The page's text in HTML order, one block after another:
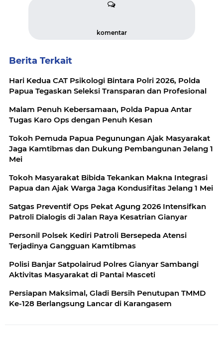
komentar
Berita Terkait
Hari Kedua CAT Psikologi Bintara Polri 2026, Polda
Papua Tegaskan Seleksi Transparan dan Profesional
Malam Penuh Kebersamaan, Polda Papua Antar
Tugas Karo Ops dengan Penuh Kesan
Tokoh Pemuda Papua Pegunungan Ajak Masyarakat
Jaga Kamtibmas dan Dukung Pembangunan Jelang 1
Mei
Tokoh Masyarakat Bibida Tekankan Makna Integrasi
Papua dan Ajak Warga Jaga Kondusifitas Jelang 1 Mei
Satgas Preventif Ops Pekat Agung 2026 Intensifkan
Patroli Dialogis di Jalan Raya Kesatrian Gianyar
Personil Polsek Kediri Patroli Bersepeda Atensi
Terjadinya Gangguan Kamtibmas
Polisi Banjar Satpolairud Polres Gianyar Sambangi
Aktivitas Masyarakat di Pantai Masceti
Persiapan Maksimal, Gladi Bersih Penutupan TMMD
Ke-128 Berlangsung Lancar di Karangasem